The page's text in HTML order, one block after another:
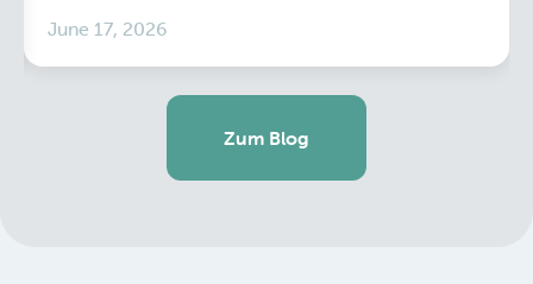
June 17, 2026
Zum Blog